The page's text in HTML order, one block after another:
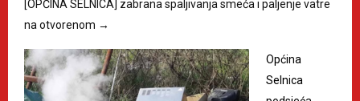
[OPĆINA SELNICA] zabrana spaljivanja smeća i paljenje vatre
na otvorenom →
Općina
Selnica